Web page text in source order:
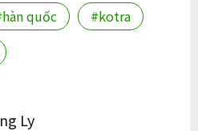
quốc
#kotra
Ly